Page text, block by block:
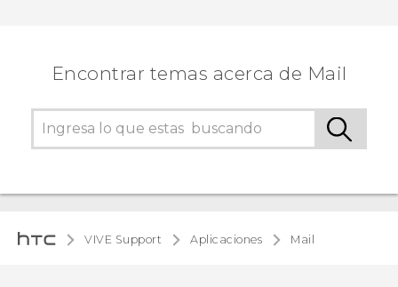
Encontrar temas acerca de Mail
VIVE Support Aplicaciones Mail